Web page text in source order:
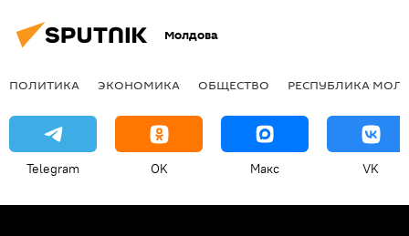
Молдова
ПОЛИТИКА ЭКОНОМИКА ОБЩЕСТВО РЕСПУБЛИКА
Telegram OK Макс VK